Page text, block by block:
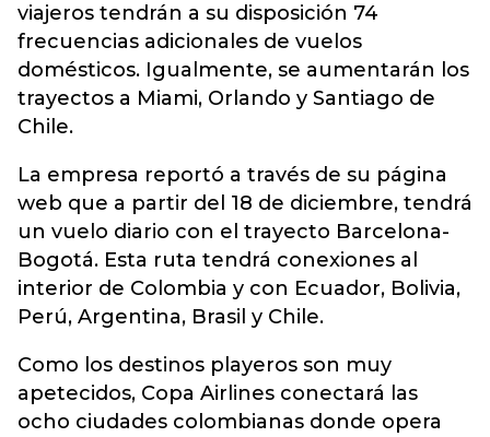
viajeros tendrán a su disposición 74
frecuencias adicionales de vuelos
domésticos. Igualmente, se aumentarán los
trayectos a Miami, Orlando y Santiago de
Chile.
La empresa reportó a través de su página
web que a partir del 18 de diciembre, tendrá
un vuelo diario con el trayecto Barcelona-
Bogotá. Esta ruta tendrá conexiones al
interior de Colombia y con Ecuador, Bolivia,
Perú, Argentina, Brasil y Chile.
Como los destinos playeros son muy
apetecidos, Copa Airlines conectará las
ocho ciudades colombianas donde opera